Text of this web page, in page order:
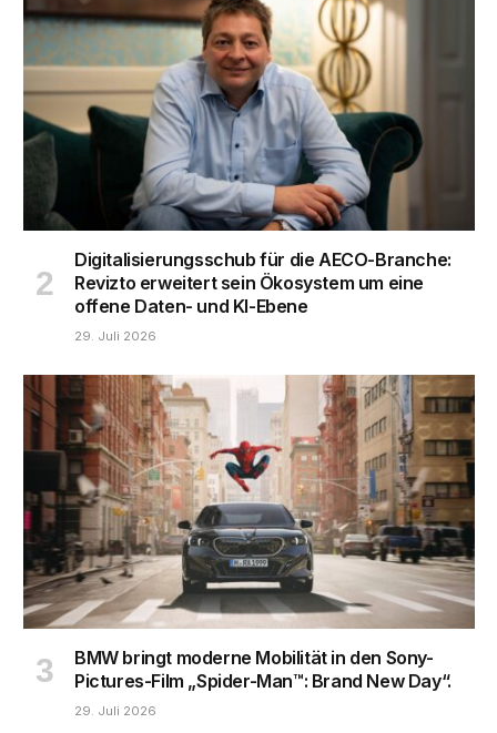
Digitalisierungsschub für die AECO-Branche:
Revizto erweitert sein Ökosystem um eine
offene Daten- und KI-Ebene
29. Juli 2026
BMW bringt moderne Mobilität in den Sony-
Pictures-Film „Spider-Man™: Brand New Day“.
29. Juli 2026